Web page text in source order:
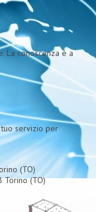
La conoscenza è a
servizio per
(TO)
Torino (TO)